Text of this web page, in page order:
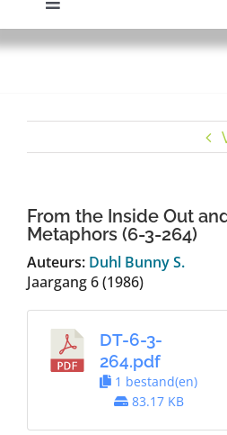
Toggle
Navigation
Home
TDT Overzicht
Over Dth
Contact
From the Inside Out
Metaphors (6-3-264)
Auteurs: Duhl Bunny S.
Jaargang 6 (1986)
DT-6-3-
264.pdf
1 bestand(en)
83.17 KB